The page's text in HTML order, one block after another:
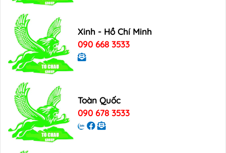
Xinh - Hồ Chí Minh
090 668 3533
Toàn Quốc
090 678 3533